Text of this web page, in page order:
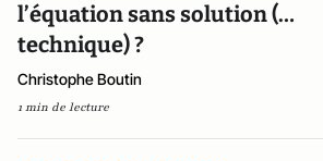
l’équation sans solution (…
technique) ?
Christophe Boutin
1 min de lecture